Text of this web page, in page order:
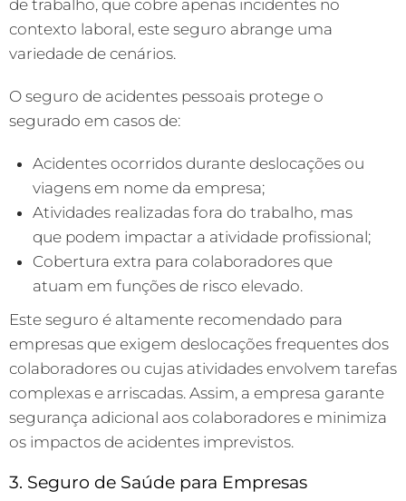
de trabalho, que cobre apenas incidentes no
contexto laboral, este seguro abrange uma
variedade de cenários.
O seguro de acidentes pessoais protege o
segurado em casos de:
Acidentes ocorridos durante deslocações ou
viagens em nome da empresa;
Atividades realizadas fora do trabalho, mas
que podem impactar a atividade profissional;
Cobertura extra para colaboradores que
atuam em funções de risco elevado.
Este seguro é altamente recomendado para
empresas que exigem deslocações frequentes dos
colaboradores ou cujas atividades envolvem tarefas
complexas e arriscadas. Assim, a empresa garante
segurança adicional aos colaboradores e minimiza
os impactos de acidentes imprevistos.
3. Seguro de Saúde para Empresas